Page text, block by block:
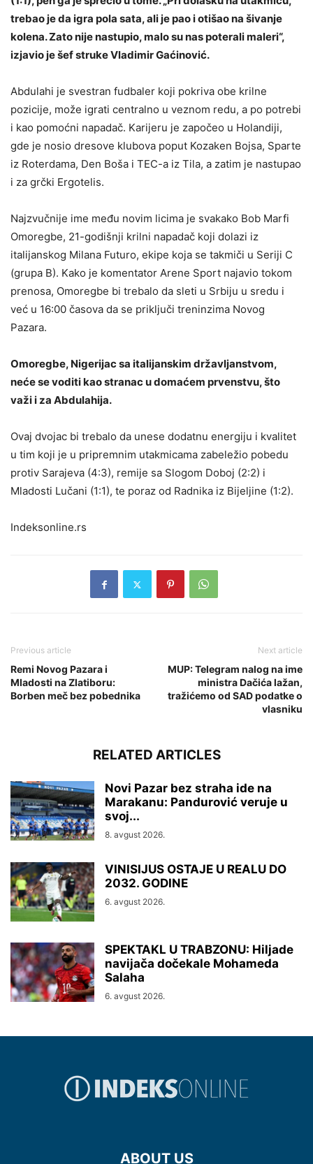
trebao je da igra pola sata, ali je pao i otišao na šivanje
kolena. Zato nije nastupio, malo su nas poterali maleri“,
izjavio je šef struke Vladimir Gaćinović.
Abdulahi je svestran fudbaler koji pokriva obe krilne
pozicije, može igrati centralno u veznom redu, a po potrebi
i kao pomoćni napadač. Karijeru je započeo u Holandiji,
gde je nosio dresove klubova poput Kozaken Bojsa, Sparte
iz Roterdama, Den Boša i TEC-a iz Tila, a zatim je nastupao
i za grčki Ergotelis.
Najzvučnije ime među novim licima je svakako Bob Marfi
Omoregbe, 21-godišnji krilni napadač koji dolazi iz
italijanskog Milana Futuro, ekipe koja se takmiči u Seriji C
(grupa B). Kako je komentator Arene Sport najavio tokom
prenosa, Omoregbe bi trebalo da sleti u Srbiju u sredu i
već u 16:00 časova da se priključi treninzima Novog
Pazara.
Omoregbe, Nigerijac sa italijanskim državljanstvom,
neće se voditi kao stranac u domaćem prvenstvu, što
važi i za Abdulahija.
Ovaj dvojac bi trebalo da unese dodatnu energiju i kvalitet
u tim koji je u pripremnim utakmicama zabeležio pobedu
protiv Sarajeva (4:3), remije sa Slogom Doboj (2:2) i
Mladosti Lučani (1:1), te poraz od Radnika iz Bijeljine (1:2).
Indeksonline.rs
Previous article
Remi Novog Pazara i
Mladosti na Zlatiboru:
Borben meč bez pobednika
Next article
MUP: Telegram nalog na ime
ministra Dačića lažan,
tražićemo od SAD podatke o
vlasniku
RELATED ARTICLES
Novi Pazar bez straha ide na
Marakanu: Pandurović veruje u
svoj...
8. avgust 2026.
VINISIJUS OSTAJE U REALU DO
2032. GODINE
6. avgust 2026.
SPEKTAKL U TRABZONU: Hiljade
navijača dočekale Mohameda
Salaha
6. avgust 2026.
ABOUT US